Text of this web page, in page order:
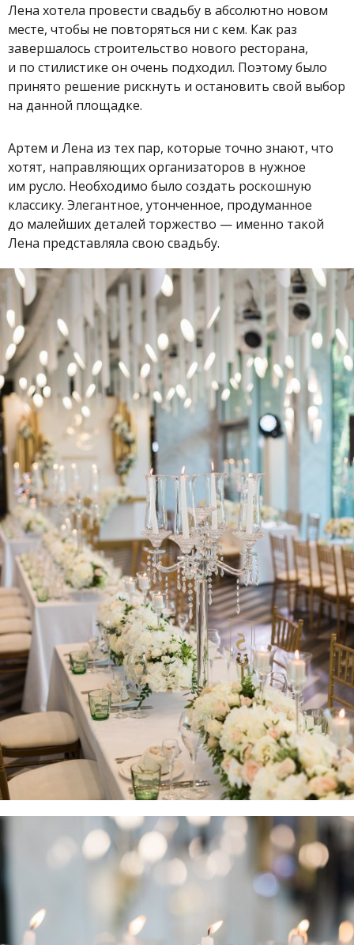
Лена хотела провести свадьбу в абсолютно новом
месте, чтобы не повторяться ни с кем. Как раз
завершалось строительство нового ресторана,
и по стилистике он очень подходил. Поэтому было
принято решение рискнуть и остановить свой выбор
на данной площадке.
Артем и Лена из тех пар, которые точно знают, что
хотят, направляющих организаторов в нужное
им русло. Необходимо было создать роскошную
классику. Элегантное, утонченное, продуманное
до малейших деталей торжество — именно такой
Лена представляла свою свадьбу.